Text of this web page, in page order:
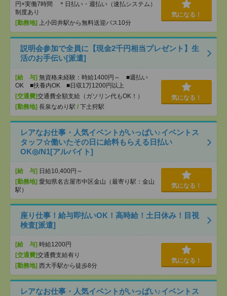
円×実働7時間 ＊日払い・週払い（速払システム）
制度あり
[勤務地] 上小田井駅から無料送迎バス10分
気になる！
説明会参加で全員に【現金2千円相当プレゼント】生
活のお手伝い[派遣]
[給 与] 無資格未経験：時給1400円～ ■週払い
OK ■扶養内OK ■日収1万1200円以上
[交通費]交通費全額支給（ガソリン代もOK！）
[勤務地] 長泉なめり駅 / 下土狩駅
気になる！
レアなお仕事・人気イベントがいっぱい♪イベントス
タッフ☆働いたその日に給料もらえる日払い
OK◎/N1[アルバイト]
[給 与] 日給10,400円～
[勤務地] 愛知県名古屋市中区金山（最寄り駅：金山
駅）
気になる！
座り仕事！給与即払いOK！高時給！土日休み！目視
検査[派遣]
[給 与] 時給1200円
[交通費]交通費支給有り
[勤務地] 西大手駅から徒歩8分
気になる！
レアなお仕事・人気イベントがいっぱい♪イベントス